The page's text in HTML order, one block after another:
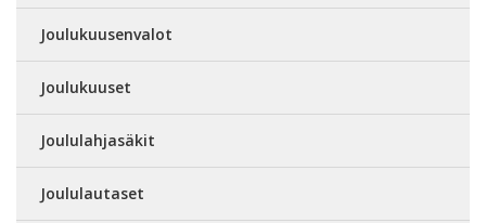
Joulukuusenvalot
Joulukuuset
Joululahjasäkit
Joululautaset